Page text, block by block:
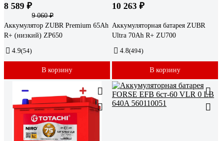
8 589 ₽
9 060 ₽
Аккумулятор ZUBR Premium 65Ah
R+ (низкий) ZP650
4.9(54)
В корзину
10 263 ₽
Аккумуляторная батарея ZUBR
Ultra 70Ah R+ ZU700
4.8(494)
В корзину